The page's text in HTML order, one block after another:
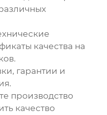
качества на
гарантии и
производство
качество